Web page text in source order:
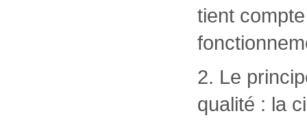
tient
2. Le
qualité : la